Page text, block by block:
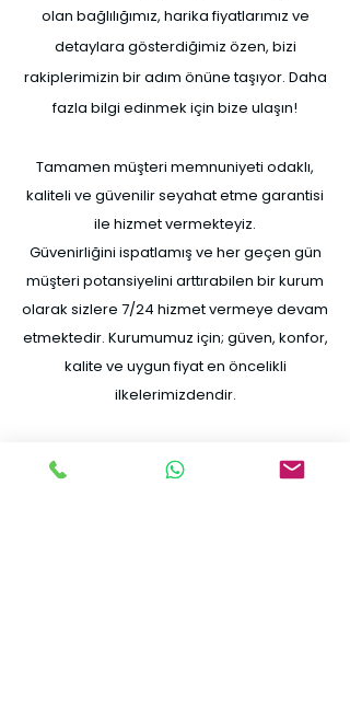
olan bağlılığımız, harika fiyatlarımız ve
detaylara gösterdiğimiz özen, bizi
rakiplerimizin bir adım önüne taşıyor. Daha
fazla bilgi edinmek için bize ulaşın!
Tamamen müşteri memnuniyeti odaklı,
kaliteli ve güvenilir seyahat etme garantisi
ile hizmet vermekteyiz.
Güvenirliğini ispatlamış ve her geçen gün
müşteri potansiyelini arttırabilen bir kurum
olarak sizlere 7/24 hizmet vermeye devam
etmektedir. Kurumumuz için; güven, konfor,
kalite ve uygun fiyat en öncelikli
ilkelerimizdendir.
Faaliyette bulunduğumuz sektörlerde;